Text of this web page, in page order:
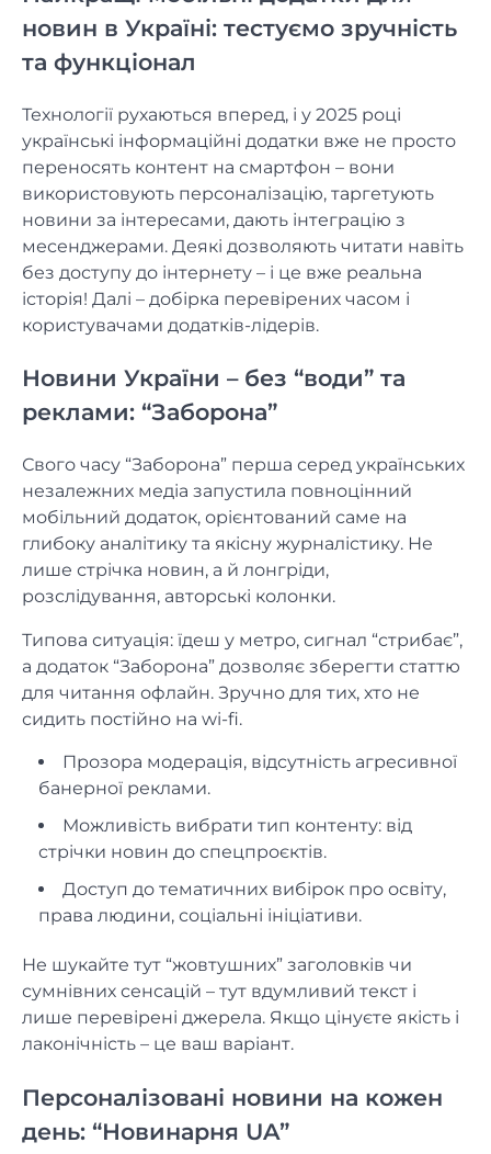
новин в Україні: тестуємо зручність
та функціонал
Технології рухаються вперед, і у 2025 році
українські інформаційні додатки вже не просто
переносять контент на смартфон – вони
використовують персоналізацію, таргетують
новини за інтересами, дають інтеграцію з
месенджерами. Деякі дозволяють читати навіть
без доступу до інтернету – і це вже реальна
історія! Далі – добірка перевірених часом і
користувачами додатків-лідерів.
Новини України – без “води” та
реклами: “Заборона”
Свого часу “Заборона” перша серед українських
незалежних медіа запустила повноцінний
мобільний додаток, орієнтований саме на
глибоку аналітику та якісну журналістику. Не
лише стрічка новин, а й лонгріди,
розслідування, авторські колонки.
Типова ситуація: їдеш у метро, сигнал “стрибає”,
а додаток “Заборона” дозволяє зберегти статтю
для читання офлайн. Зручно для тих, хто не
сидить постійно на wi-fi.
Прозора модерація, відсутність агресивної
банерної реклами.
Можливість вибрати тип контенту: від
стрічки новин до спецпроєктів.
Доступ до тематичних вибірок про освіту,
права людини, соціальні ініціативи.
Не шукайте тут “жовтушних” заголовків чи
сумнівних сенсацій – тут вдумливий текст і
лише перевірені джерела. Якщо цінуєте якість і
лаконічність – це ваш варіант.
Персоналізовані новини на кожен
день: “Новинарня UA”